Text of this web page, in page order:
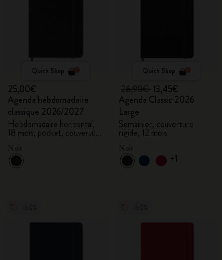
Quick Shop
25,00€
Agenda hebdomadaire
classique 2026/2027
Hebdomadaire horizontal,
18 mois, pocket, couverture
Quick Shop
13,45€
Agenda Classic 2026
Large
Semainier, couverture
rigide, 12 mois
+1